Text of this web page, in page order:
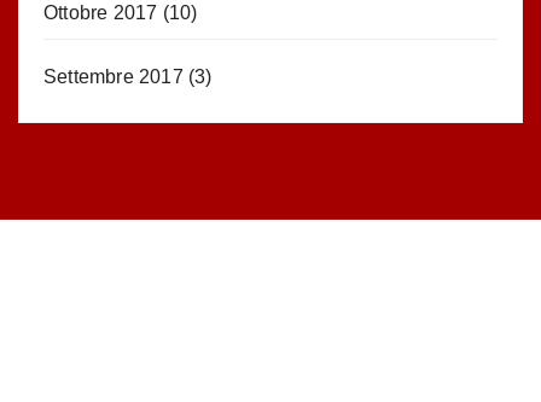
Ottobre 2017 (10)
Settembre 2017 (3)